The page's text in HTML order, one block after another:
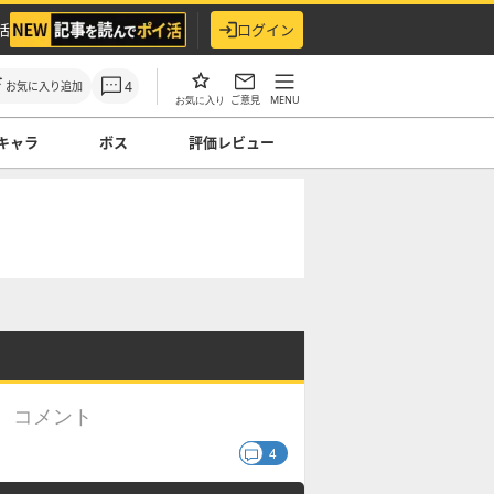
ログイン
お気に入り追加 4
お気に入り ご意見 MENU
ャラ ボス 評価レビュー
コメント
4